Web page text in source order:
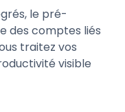
le pré-
des comptes liés
traitez vos
visible